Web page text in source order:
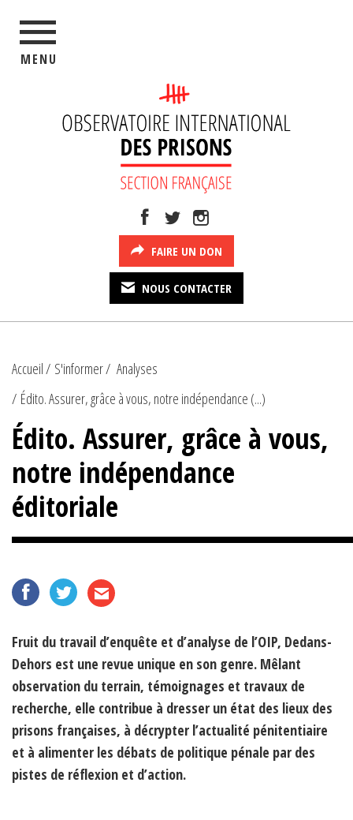
MENU
FAIRE UN DON
NOUS CONTACTER
Accueil S'informer
Analyses
Édito. Assurer, grâce à vous, notre indépendance (...)
Édito. Assurer, grâce à vous,
notre indépendance
éditoriale
Fruit du travail d’enquête et d’analyse de l’OIP, Dedans-
Dehors est une revue unique en son genre. Mêlant
observation du terrain, témoignages et travaux de
recherche, elle contribue à dresser un état des lieux des
prisons françaises, à décrypter l’actualité pénitentiaire
et à alimenter les débats de politique pénale par des
pistes de réflexion et d’action.